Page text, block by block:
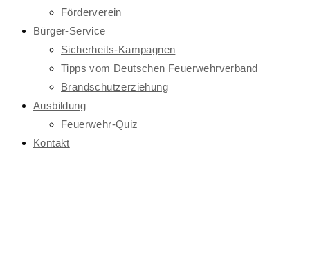
Förderverein
Bürger-Service
Sicherheits-Kampagnen
Tipps vom Deutschen Feuerwehrverband
Brandschutzerziehung
Ausbildung
Feuerwehr-Quiz
Kontakt